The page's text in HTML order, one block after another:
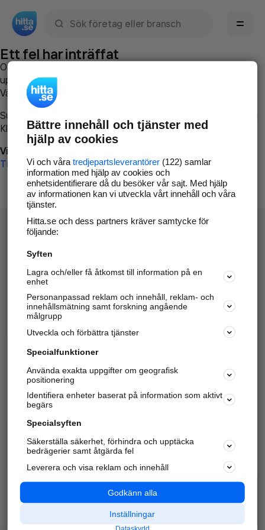
Ett fel har inträffat
Om du vill kan du
uppstod så att vi lättare och snabbare kan avhjälpa det.
Vänligen försök med följande:
Surfa till
Klicka påTillbaka-knappen i webbläsaren och försök igen
Vi beklagar besväret!
Till startsidan
Hitta.se - Gratis nummerupplysning.
Sök företag, personer och platser.
Hitta telefonnummer, adresser, företagsinfo mm.
Marknadsför företaget
Kom igång och annonsera mot
samarbetspartners nära dig.
Alla kategorier
Populära sökningar
API & Kartor
Annonsera
Integritet
Nödnummer
Bättre innehåll och tjänster med
hjälp av cookies
Vi och våra tredjepartsleverantörer(122) samlar
information med hjälp av cookies och
enhetsidentifierare då du besöker vår sajt. Med hjälp
av informationen kan vi utveckla vårt innehåll och våra
tjänster.
Hitta.se och dess partners kräver samtycke för
följande:
Syften
Lagra och/eller få åtkomst till information på en
enhet
Personanpassad reklam och innehåll, reklam- och
innehållsmätning samt forskning angående
målgrupp
Utveckla och förbättra tjänster
Specialfunktioner
Använda exakta uppgifter om geografisk
positionering
Identifiera enheter baserat på information som aktivt
begärs
Specialsyften
Säkerställa säkerhet, förhindra och upptäcka
bedrägerier samt åtgärda fel
Leverera och visa reklam och innehåll
Godkänn alla
Inställningar
Dataskydd